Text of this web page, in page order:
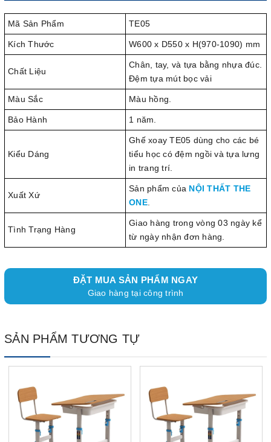
Mã Sản Phẩm TE05
Kích Thước W600 x D550 x H(970-1090) mm
Chất Liệu
Chân, tay, và tựa bằng nhựa đúc.
Đệm tựa mút bọc vải
Màu Sắc Màu hồng.
Bảo Hành 1 năm.
Kiểu Dáng
Ghế xoay TE05 dùng cho các bé
tiểu học có đệm ngồi và tựa lưng
in trang trí.
Xuất Xứ
Sản phẩm của NỘI THẤT THE
ONE.
Tình Trạng Hàng
Giao hàng trong vòng 03 ngày kể
từ ngày nhận đơn hàng.
ĐẶT MUA SẢN PHẨM NGAY
Giao hàng tại công trình
SẢN PHẨM TƯƠNG TỰ